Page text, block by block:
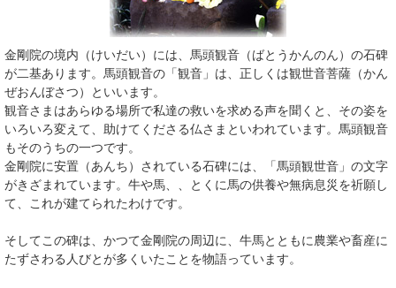
金剛院の境内（けいだい）には、馬頭観音（ばとうかんのん）の石碑
が二基あります。馬頭観音の「観音」は、正しくは観世音菩薩（かん
ぜおんぼさつ）といいます。
観音さまはあらゆる場所で私達の救いを求める声を聞くと、その姿を
いろいろ変えて、助けてくださる仏さまといわれています。馬頭観音
もそのうちの一つです。
金剛院に安置（あんち）されている石碑には、「馬頭観世音」の文字
がきざまれています。牛や馬、、とくに馬の供養や無病息災を祈願し
て、これが建てられたわけです。
そしてこの碑は、かつて金剛院の周辺に、牛馬とともに農業や畜産に
たずさわる人びとが多くいたことを物語っています。